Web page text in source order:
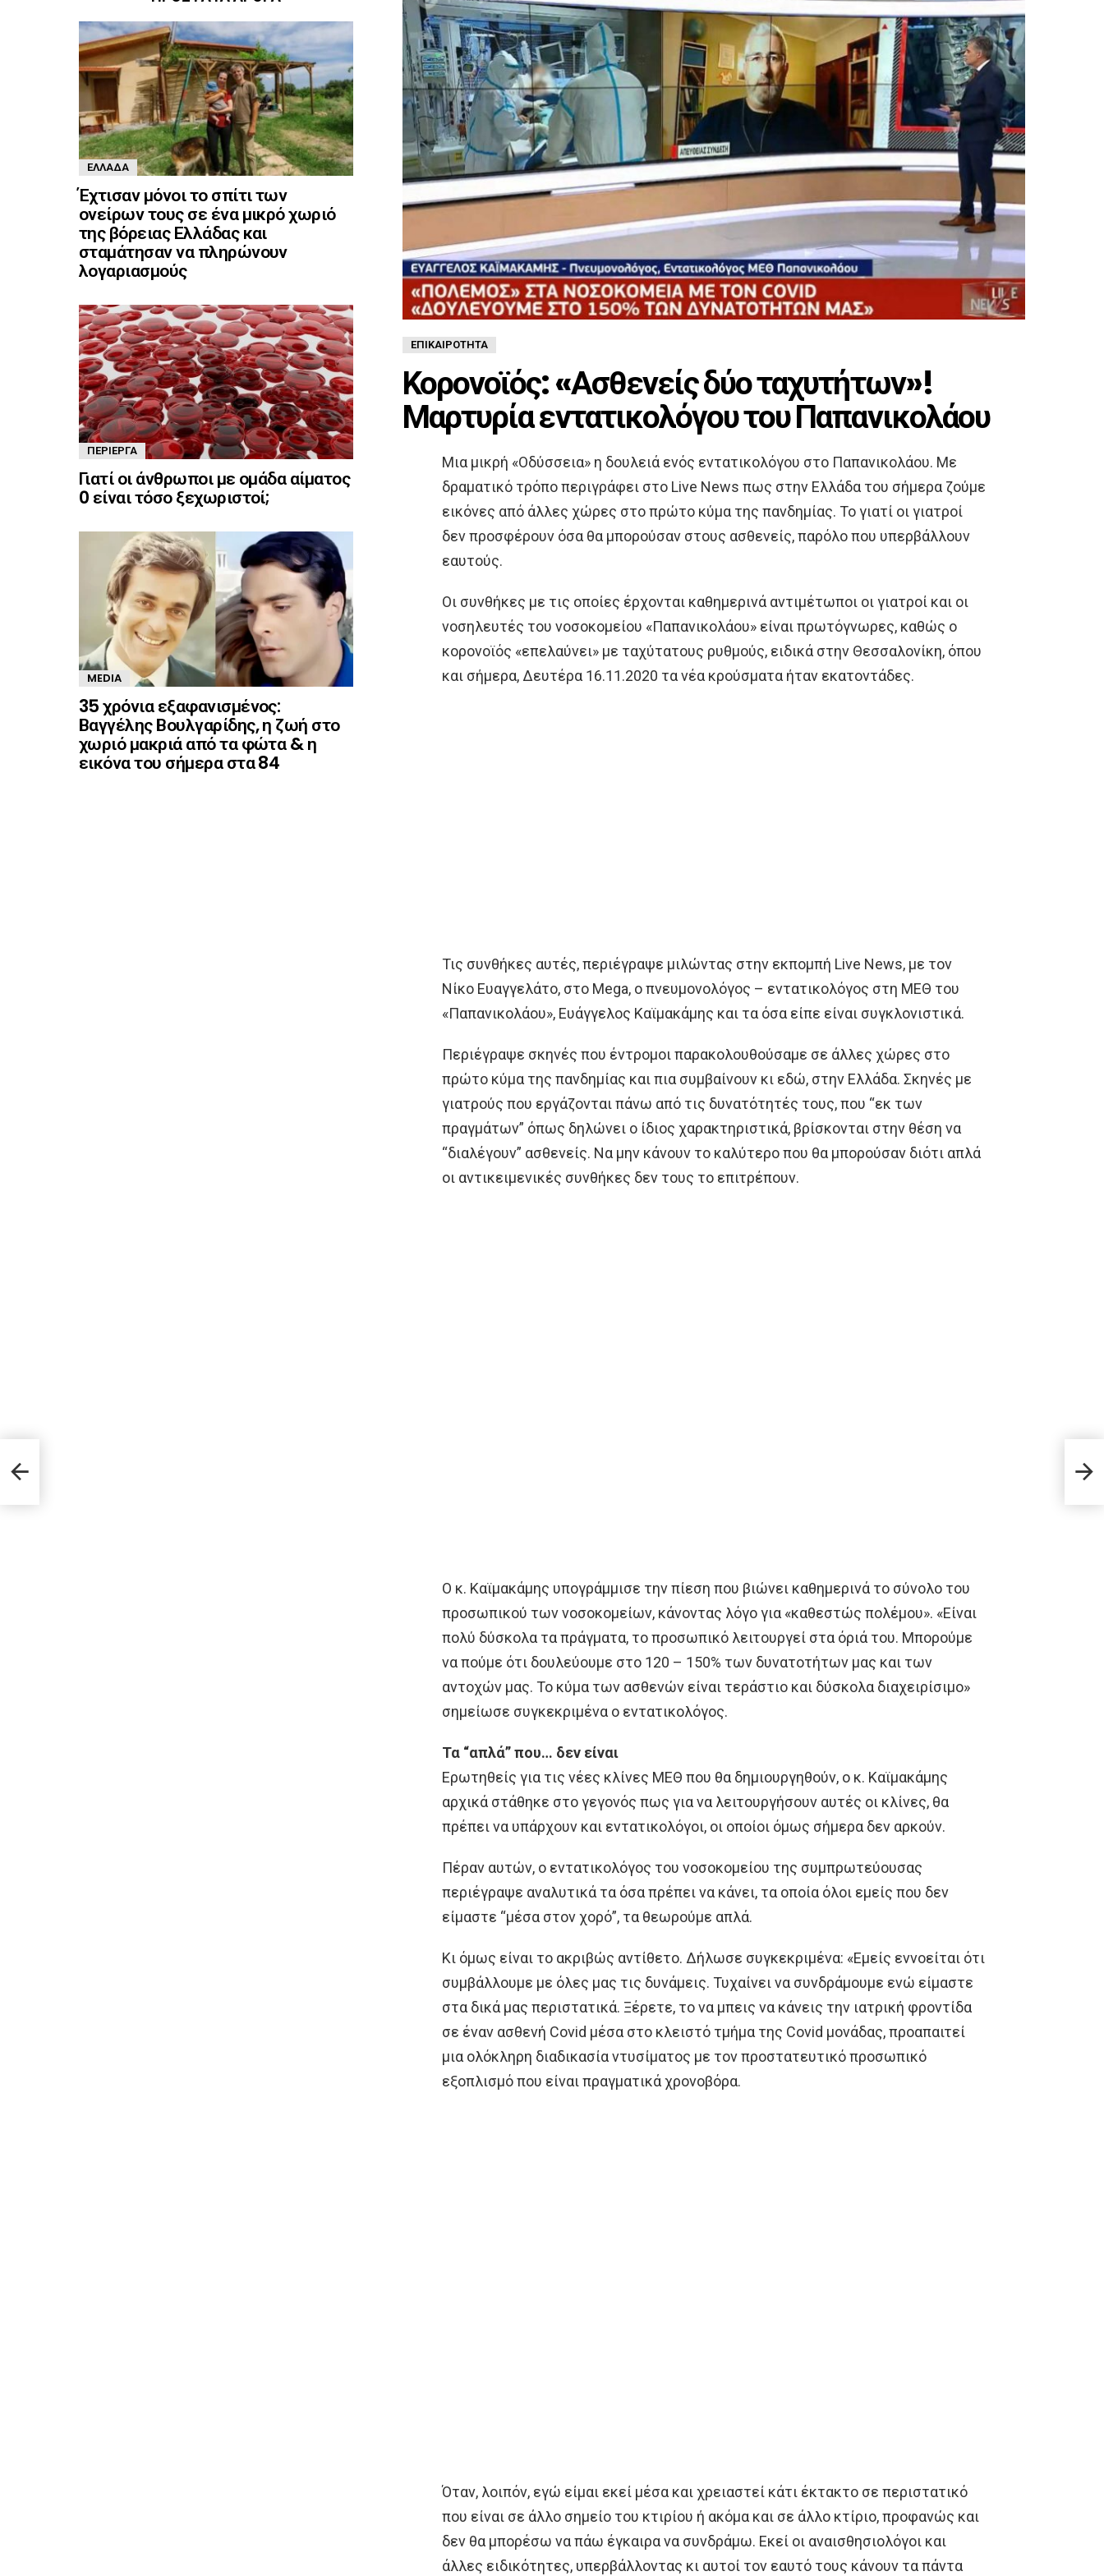
ΕΠΙΚΑΙΡΌΤΗΤΑ
Κορονοϊός: «Ασθενείς δύο ταχυτήτων»!
Μαρτυρία εντατικολόγου του Παπανικολάου
Μια μικρή «Οδύσσεια» η δουλειά ενός εντατικολόγου στο Παπανικολάου. Με
δραματικό τρόπο περιγράφει στο Live News πως στην Ελλάδα του σήμερα ζούμε
εικόνες από άλλες χώρες στο πρώτο κύμα της πανδημίας. Το γιατί οι γιατροί
δεν προσφέρουν όσα θα μπορούσαν στους ασθενείς, παρόλο που υπερβάλλουν
εαυτούς.
Οι συνθήκες με τις οποίες έρχονται καθημερινά αντιμέτωποι οι γιατροί και οι
νοσηλευτές του νοσοκομείου «Παπανικολάου» είναι πρωτόγνωρες, καθώς ο
κορονοϊός «επελαύνει» με ταχύτατους ρυθμούς, ειδικά στην Θεσσαλονίκη, όπου
και σήμερα, Δευτέρα 16.11.2020 τα νέα κρούσματα ήταν εκατοντάδες.
Τις συνθήκες αυτές, περιέγραψε μιλώντας στην εκπομπή Live News, με τον
Νίκο Ευαγγελάτο, στο Mega, ο πνευμονολόγος – εντατικολόγος στη ΜΕΘ του
«Παπανικολάου», Ευάγγελος Καϊμακάμης και τα όσα είπε είναι συγκλονιστικά.
Περιέγραψε σκηνές που έντρομοι παρακολουθούσαμε σε άλλες χώρες στο
πρώτο κύμα της πανδημίας και πια συμβαίνουν κι εδώ, στην Ελλάδα. Σκηνές με
γιατρούς που εργάζονται πάνω από τις δυνατότητές τους, που “εκ των
πραγμάτων” όπως δηλώνει ο ίδιος χαρακτηριστικά, βρίσκονται στην θέση να
“διαλέγουν” ασθενείς. Να μην κάνουν το καλύτερο που θα μπορούσαν διότι απλά
οι αντικειμενικές συνθήκες δεν τους το επιτρέπουν.
Ο κ. Καϊμακάμης υπογράμμισε την πίεση που βιώνει καθημερινά το σύνολο του
προσωπικού των νοσοκομείων, κάνοντας λόγο για «καθεστώς πολέμου». «Είναι
πολύ δύσκολα τα πράγματα, το προσωπικό λειτουργεί στα όριά του. Μπορούμε
να πούμε ότι δουλεύουμε στο 120 – 150% των δυνατοτήτων μας και των
αντοχών μας. Το κύμα των ασθενών είναι τεράστιο και δύσκολα διαχειρίσιμο»
σημείωσε συγκεκριμένα ο εντατικολόγος.
Τα “απλά” που… δεν είναι
Ερωτηθείς για τις νέες κλίνες ΜΕΘ που θα δημιουργηθούν, ο κ. Καϊμακάμης
αρχικά στάθηκε στο γεγονός πως για να λειτουργήσουν αυτές οι κλίνες, θα
πρέπει να υπάρχουν και εντατικολόγοι, οι οποίοι όμως σήμερα δεν αρκούν.
Πέραν αυτών, ο εντατικολόγος του νοσοκομείου της συμπρωτεύουσας
περιέγραψε αναλυτικά τα όσα πρέπει να κάνει, τα οποία όλοι εμείς που δεν
είμαστε “μέσα στον χορό”, τα θεωρούμε απλά.
Κι όμως είναι το ακριβώς αντίθετο. Δήλωσε συγκεκριμένα: «Εμείς εννοείται ότι
συμβάλλουμε με όλες μας τις δυνάμεις. Τυχαίνει να συνδράμουμε ενώ είμαστε
στα δικά μας περιστατικά. Ξέρετε, το να μπεις να κάνεις την ιατρική φροντίδα
σε έναν ασθενή Covid μέσα στο κλειστό τμήμα της Covid μονάδας, προαπαιτεί
μια ολόκληρη διαδικασία ντυσίματος με τον προστατευτικό προσωπικό
εξοπλισμό που είναι πραγματικά χρονοβόρα.
Όταν, λοιπόν, εγώ είμαι εκεί μέσα και χρειαστεί κάτι έκτακτο σε περιστατικό
που είναι σε άλλο σημείο του κτιρίου ή ακόμα και σε άλλο κτίριο, προφανώς και
δεν θα μπορέσω να πάω έγκαιρα να συνδράμω. Εκεί οι αναισθησιολόγοι και
άλλες ειδικότητες, υπερβάλλοντας κι αυτοί τον εαυτό τους κάνουν τα πάντα
ΕΛΛΆΔΑ
Έχτισαν μόνοι το σπίτι των
ονείρων τους σε ένα μικρό χωριό
της βόρειας Ελλάδας και
σταμάτησαν να πληρώνουν
λογαριασμούς
ΠΕΡΊΕΡΓΑ
Γιατί οι άνθρωποι με ομάδα αίματος
0 είναι τόσο ξεχωριστοί;
MEDIA
35 χρόνια εξαφανισμένος:
Βαγγέλης Βουλγαρίδης, η ζωή στο
χωριό μακριά από τα φώτα & η
εικόνα του σήμερα στα 84